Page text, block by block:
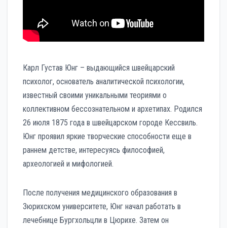
Карл Густав Юнг – выдающийся швейцарский
психолог, основатель аналитической психологии,
известный своими уникальными теориями о
коллективном бессознательном и архетипах. Родился
26 июля 1875 года в швейцарском городе Кессвиль.
Юнг проявил яркие творческие способности еще в
раннем детстве, интересуясь философией,
археологией и мифологией.
После получения медицинского образования в
Зюрихском университете, Юнг начал работать в
лечебнице Бургхольцли в Цюрихе. Затем он